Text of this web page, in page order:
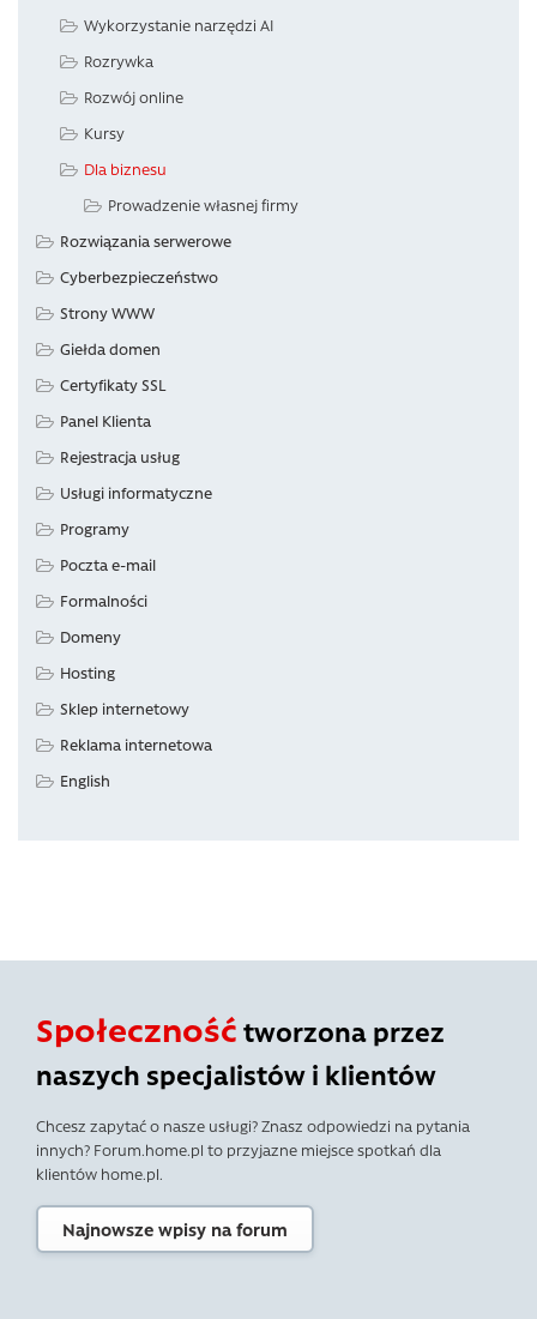
Wykorzystanie narzędzi AI
Rozrywka
Rozwój online
Kursy
Dla biznesu
Prowadzenie własnej firmy
Rozwiązania serwerowe
Cyberbezpieczeństwo
Strony WWW
Giełda domen
Certyfikaty SSL
Panel Klienta
Rejestracja usług
Usługi informatyczne
Programy
Poczta e-mail
Formalności
Domeny
Hosting
Sklep internetowy
Reklama internetowa
English
Społeczność tworzona przez
naszych specjalistów i klientów
Chcesz zapytać o nasze usługi? Znasz odpowiedzi na pytania
innych? Forum.home.pl to przyjazne miejsce spotkań dla
klientów home.pl.
Najnowsze wpisy na forum